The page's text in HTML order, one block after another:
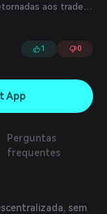
aos traders
1 0
App
Perguntas
frequentes
sem